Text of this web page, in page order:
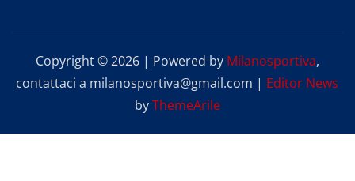
Copyright © 2026 | Powered by Milanosportiva,
contattaci a milanosportiva@gmail.com | Editor News
byThemeArile